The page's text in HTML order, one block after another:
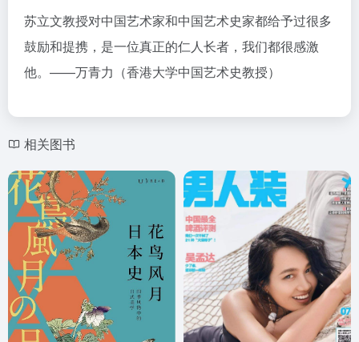
苏立文教授对中国艺术家和中国艺术史家都给予过很多
鼓励和提携，是一位真正的仁人长者，我们都很感激
他。——万青力（香港大学中国艺术史教授）
相关图书